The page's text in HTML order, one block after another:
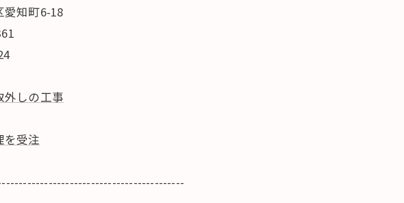
愛知町6-18
外しの工事
を受注